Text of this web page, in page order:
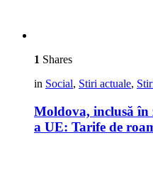
1 Shares
in Social, Stiri actuale,
Moldova, inclusă în
a UE: Tarife de